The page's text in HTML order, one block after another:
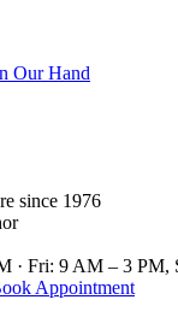
Our Hand
since 1976
· Fri: 9 AM – 3 PM,
Appointment